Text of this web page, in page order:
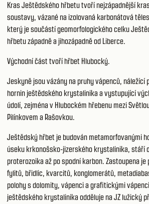
Kras Ještědského hřbetu tvoří nejzápadnější
soustavy, vázané na izolovaná karbonátová
který je součástí geomorfologického celku
hřbetu západně a jihozápadně od Liberce.
Východní část tvoří hřbet Hlubocký.
Jeskyně jsou vázány na pruhy vápenců, náležící
hornin ještědského krystalinika a vystupující
údolí, zejména v Hlubockém hřebenu mezi
Pilínkovem a Rašovkou.
Ještědský hřbet je budován metamorfovanými
úseku krkonošsko-jizerského krystalinika, stáří
proterozoika až po spodní karbon. Zastoupena
fylitů, břidlic, kvarcitů, konglomerátů,
polohy s dolomity, vápenci a grafitickými
ještědského krystalinika odděluje na JZ lužický